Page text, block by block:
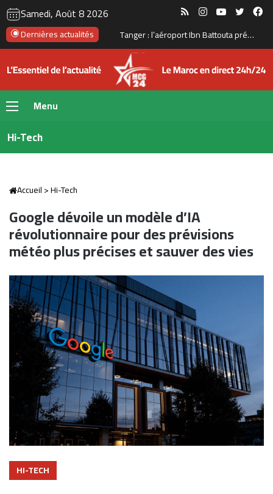
Samedi, Août 8 2026 RSS InstagramYouTube
Dernières actualités Investissement émirati : Bouznika prépare une nouvelle transformation de son front de mer
Menu
Hi-Tech
Accueil>Hi-Tech
Google dévoile un modèle d’IA
révolutionnaire pour des prévisions
météo plus précises et sauver des vies
HI-TECH